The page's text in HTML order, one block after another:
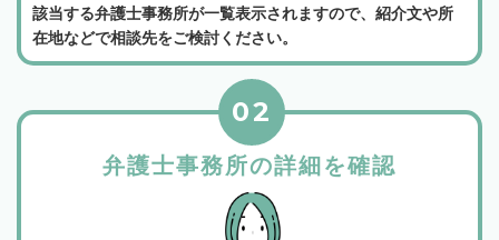
該当する弁護士事務所が一覧表示されますので、紹介文や所
在地などで相談先をご検討ください。
弁護士事務所の詳細を確認
02